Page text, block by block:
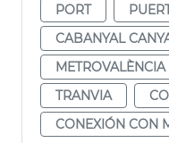
PORT
CABANYAL
METROVALÈNCIA
TRANVIA
CONEXIÓN CON